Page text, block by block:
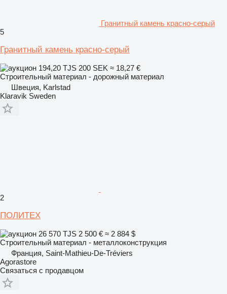
Гранитный камень красно-серый
5
Гранитный камень красно-серый
194,20 TJS 200 SEK ≈ 18,27 €
Строительный материал - дорожный материал
Швеция, Karlstad
Klaravik Sweden
2
ПОЛИТЕХ
26 570 TJS 2 500 € ≈ 2 884 $
Строительный материал - металлоконструкция
Франция, Saint-Mathieu-De-Tréviers
Agorastore
Связаться с продавцом